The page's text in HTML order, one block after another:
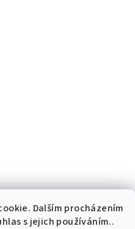
Dalším procházením
s jejich používáním..